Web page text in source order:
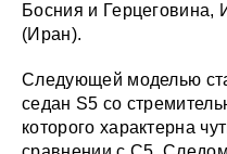
Босния и Герцеговина,
(Иран).
Следующей моделью
седан S5 со
которого характерна